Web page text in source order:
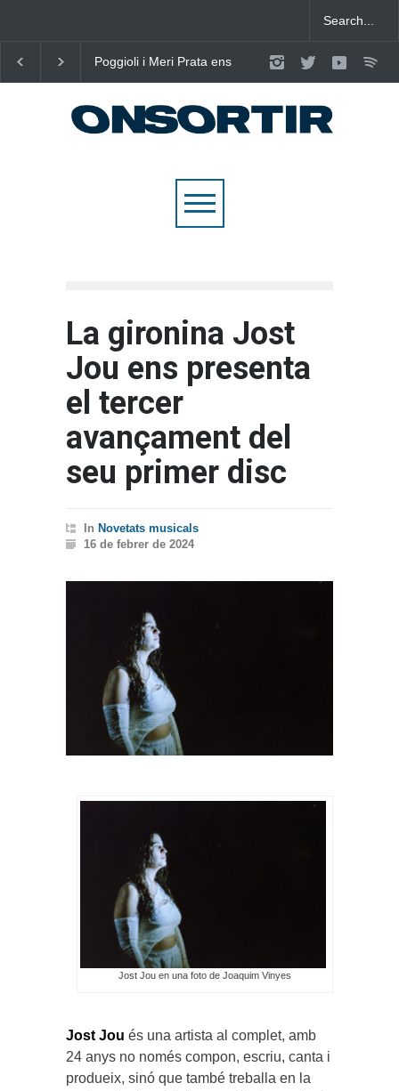
Joana Dark i Abril
d’Estisorar’ en pop actual
Laura West imposa el
criteri al ritme del
pop de “m’enxules”
La gironina Jost
Jou ens presenta
el tercer
avançament del
seu primer disc
In Novetats musicals
16 de febrer de 2024
Jost Jou en una foto de Joaquim Vinyes
Jost Jou és una artista al complet, amb
24 anys no només compon, escriu, canta i
produeix, sinó que també treballa en la